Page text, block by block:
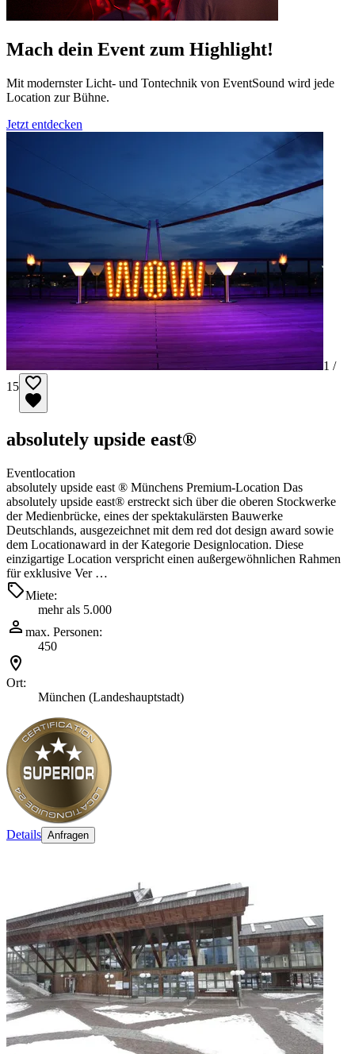
Mach dein Event zum Highlight!
Mit modernster Licht- und Tontechnik von EventSound wird jede
Location zur Bühne.
Jetzt entdecken
1 /
15
absolutely upside east®
Eventlocation
absolutely upside east ® Münchens Premium-Location Das
absolutely upside east® erstreckt sich über die oberen Stockwerke
der Medienbrücke, eines der spektakulärsten Bauwerke
Deutschlands, ausgezeichnet mit dem red dot design award sowie
dem Locationaward in der Kategorie Designlocation. Diese
einzigartige Location verspricht einen außergewöhnlichen Rahmen
für exklusive Ver …
Miete:
mehr als 5.000
max. Personen:
450
Ort:
München (Landeshauptstadt)
Details Anfragen